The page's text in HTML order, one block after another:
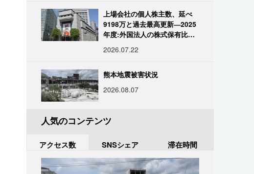
上場会社の個人株主数、延べ
9198万と過去最高更新―2025
年度:外国法人の株式保有比率
2026.07.22
熊本地震被害状況
2026.08.07
人気のコンテンツ
アクセス数 SNSシェア 滞在時間